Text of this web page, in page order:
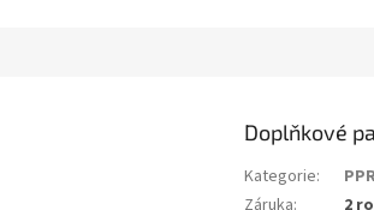
Doplňkové
Kategorie: